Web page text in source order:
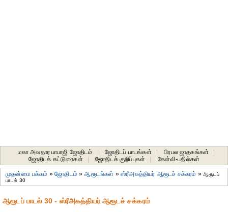
மகா அவதார பாபாஜி ஜோதிடம் ஜோதிடப் பாடங்கள் பிரபல ஜாதகங்கள்
ஜோதிடக் கட்டுரைகள்
ஜோதிடக் குறிப்புகள் கேள்வி-பதில்கள்
முதன்மை பக்கம் »ஜோதிடம் »ஆரூடங்கள் »ஸ்ரீஅகத்தியர் ஆரூடச் சக்கரம் »ஆரூடப்
பாடல் 30
ஆரூடப் பாடல் 30 - ஸ்ரீஅகத்தியர் ஆரூடச் சக்கரம்